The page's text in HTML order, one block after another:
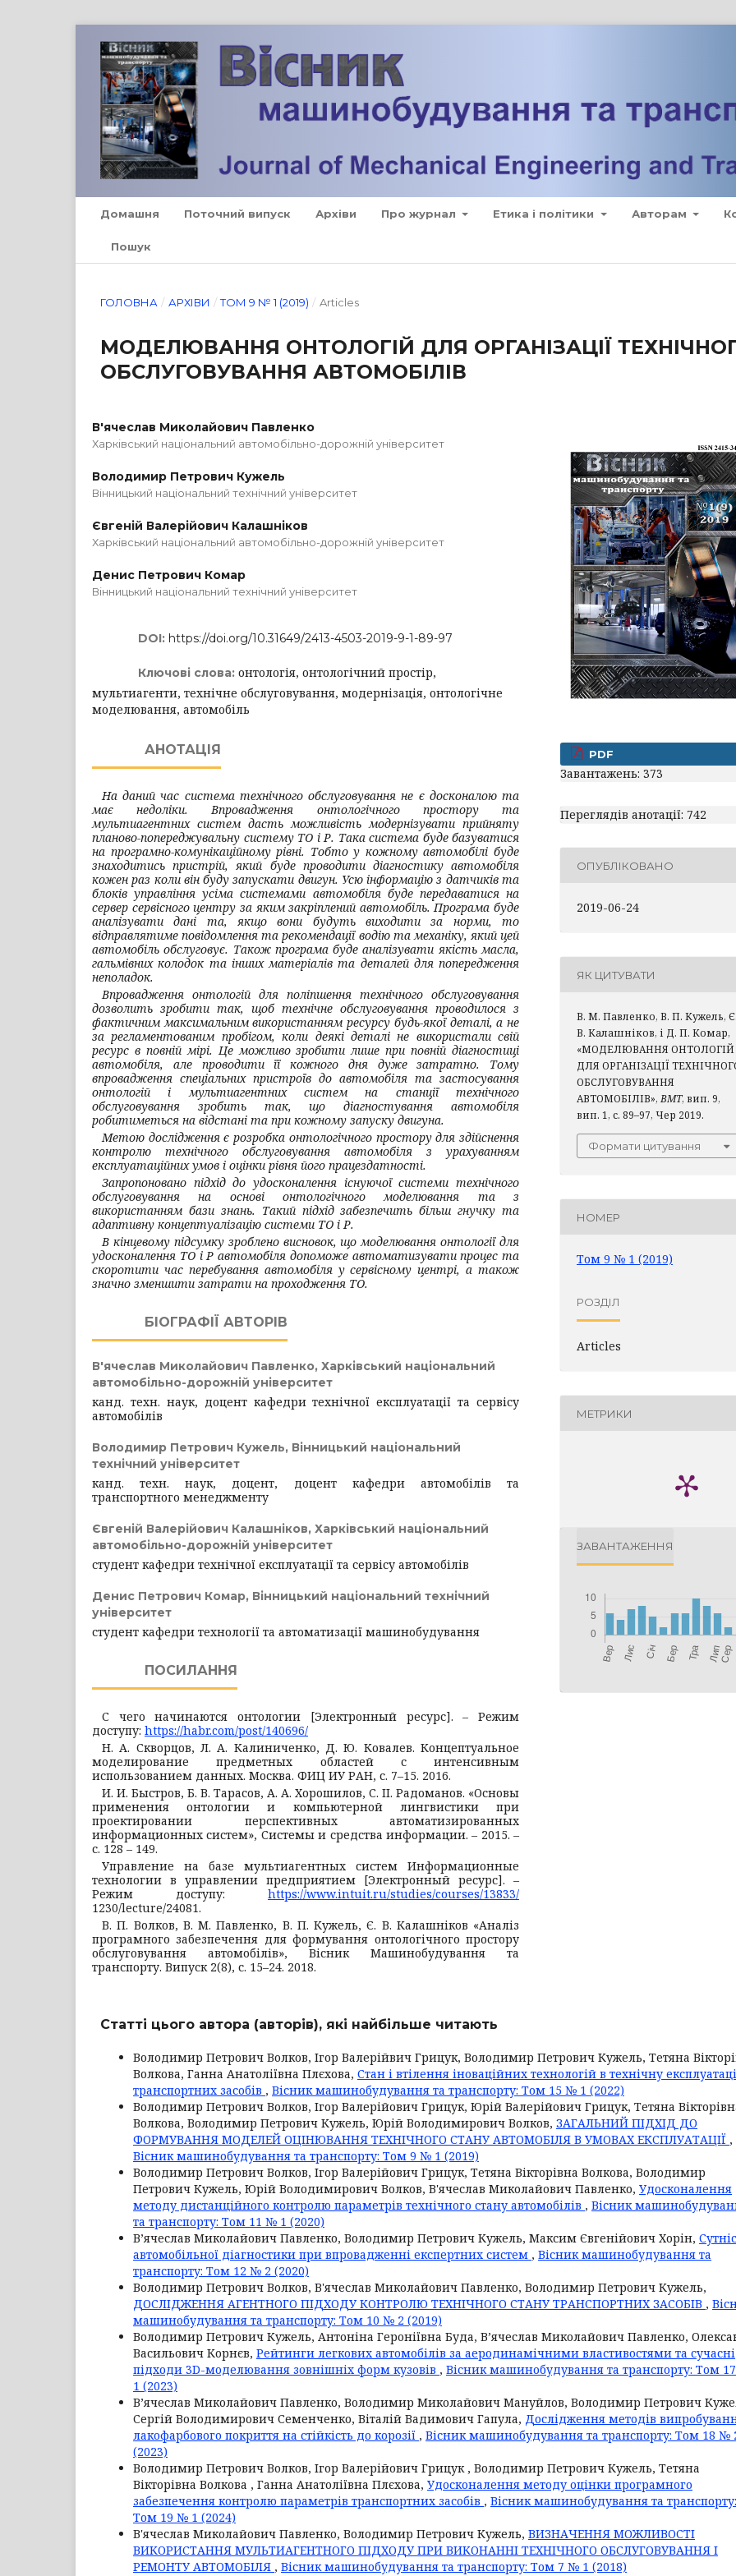
Домашня Поточний випуск Архіви Про журнал Етика і політики Авторам
Пошук
ГОЛОВНА / АРХІВИ / ТОМ 9 № 1 (2019) / Articles
МОДЕЛЮВАННЯ ОНТОЛОГІЙ ДЛЯ ОРГАНІЗАЦІЇ
ОБСЛУГОВУВАННЯ АВТОМОБІЛІВ
В'ячеслав Миколайович Павленко
Харківський національний автомобільно-дорожній університет
Володимир Петрович Кужель
Вінницький національний технічний університет
Євгеній Валерійович Калашніков
Харківський національний автомобільно-дорожній університет
Денис Петрович Комар
Вінницький національний технічний університет
DOI: https://doi.org/10.31649/2413-4503-2019-9-1-89-97
Ключові слова: онтологія, онтологічний простір,
мультиагенти, технічне обслуговування, модернізація, онтологічне
моделювання, автомобіль
АНОТАЦІЯ
На даний час система технічного обслуговування не є досконалою та
має недоліки. Впровадження онтологічного простору та
мультиагентних систем дасть можливість модернізувати прийняту
планово-попереджувальну систему ТО і Р. Така система буде базуватися
на програмно-комунікаційному рівні. Тобто у кожному автомобілі буде
знаходитись пристрій, який буде проводити діагностику автомобіля
кожен раз коли він буду запускати двигун. Усю інформацію з датчиків та
блоків управління усіма системами автомобіля буде передаватися на
сервер сервісного центру за яким закріплений автомобіль. Програма буде
аналізувати дані та, якщо вони будуть виходити за норми, то
відправлятиме повідомлення та рекомендації водію та механіку, який цей
автомобіль обслуговує. Також програма буде аналізувати якість масла,
гальмівних колодок та інших матеріалів та деталей для попередження
неполадок.
Впровадження онтологій для поліпшення технічного обслуговування
дозволить зробити так, щоб технічне обслуговування проводилося з
фактичним максимальним використанням ресурсу будь-якої деталі, а не
за регламентованим пробігом, коли деякі деталі не використали свій
ресурс в повній мірі. Це можливо зробити лише при повній діагностиці
автомобіля, але проводити її кожного дня дуже затратно. Тому
впровадження спеціальних пристроїв до автомобіля та застосування
онтологій і мультиагентних систем на станції технічного
обслуговування зробить так, що діагностування автомобіля
робитиметься на відстані та при кожному запуску двигуна.
Метою дослідження є розробка онтологічного простору для здійснення
контролю технічного обслуговування автомобіля з урахуванням
експлуатаційних умов і оцінки рівня його працездатності.
Запропоновано підхід до удосконалення існуючої системи технічного
обслуговування на основі онтологічного моделювання та з
використанням бази знань. Такий підхід забезпечить більш гнучку та
адаптивну концептуалізацію системи ТО і Р.
В кінцевому підсумку зроблено висновок, що моделювання онтології для
удосконалення ТО і Р автомобіля допоможе автоматизувати процес та
скоротити час перебування автомобіля у сервісному центрі, а також
значно зменшити затрати на проходження ТО.
БІОГРАФІЇ АВТОРІВ
В'ячеслав Миколайович Павленко, Харківський національний
автомобільно-дорожній університет
канд. техн. наук, доцент кафедри технічної експлуатації та сервісу
автомобілів
Володимир Петрович Кужель, Вінницький національний
технічний університет
канд. техн. наук, доцент, доцент кафедри автомобілів та
транспортного менеджменту
Євгеній Валерійович Калашніков, Харківський національний
автомобільно-дорожній університет
студент кафедри технічної експлуатації та сервісу автомобілів
Денис Петрович Комар, Вінницький національний технічний
університет
студент кафедри технологiї та автоматизацiї машинобудування
ПОСИЛАННЯ
С чего начинаются онтологии [Электронный ресурс]. – Режим
доступу: https://habr.com/post/140696/
Н. А. Скворцов, Л. А. Калиниченко, Д. Ю. Ковалев. Концептуальное
моделирование предметных областей с интенсивным
использованием данных. Москва. ФИЦ ИУ РАН, с. 7–15. 2016.
И. И. Быстров, Б. В. Тарасов, А. А. Хорошилов, С. II. Радоманов. «Основы
применения онтологии и компьютерной лингвистики при
проектировании перспективных автоматизированных
информационных систем», Системы и средства информации. – 2015. –
с. 128 – 149.
Управление на базе мультиагентных систем Информационные
технологии в управлении предприятием [Электронный ресурс]. –
Режим доступу: https://www.intuit.ru/studies/courses/13833/
1230/lecture/24081.
В. П. Волков, В. М. Павленко, В. П. Кужель, Є. В. Калашніков «Аналіз
програмного забезпечення для формування онтологічного простору
обслуговування автомобілів», Вісник Машинобудування та
транспорту. Випуск 2(8), с. 15–24. 2018.
PDF
Завантажень: 373
Переглядів анотації: 742
ОПУБЛІКОВАНО
2019-06-24
ЯК ЦИТУВАТИ
В. М. Павленко, В. П. Кужель, Є.
В. Калашніков, і Д. П. Комар,
«МОДЕЛЮВАННЯ ОНТОЛОГІЙ
ДЛЯ ОРГАНІЗАЦІЇ
ОБСЛУГОВУВАННЯ
АВТОМОБІЛІВ», ВМТ, вип. 9,
вип. 1, с. 89–97, Чер 2019.
Формати цитування
НОМЕР
Том 9 № 1 (2019)
РОЗДІЛ
Articles
МЕТРИКИ
ЗАВАНТАЖЕННЯ
Статті цього автора (авторів), які найбільше читають
Володимир Петрович Волков, Ігор Валерійвич Грицук, Володимир Петрович Кужель, Тетяна
Волкова, Ганна Анатоліївна Плєхова, Стан і втілення іноваційних технологій в технічну
транспортних засобів , Вісник машинобудування та транспорту: Том 15 № 1 (2022)
Володимир Петрович Волков, Ігор Валерійович Грицук, Юрій Валерійович Грицук, Тетяна
Волкова, Володимир Петрович Кужель, Юрій Володимирович Волков, ЗАГАЛЬНИЙ ПІДХІД ДО
ФОРМУВАННЯ МОДЕЛЕЙ ОЦІНЮВАННЯ ТЕХНІЧНОГО СТАНУ АВТОМОБІЛЯ В УМОВАХ ЕКСПЛУАТАЦІЇ ,
Вісник машинобудування та транспорту: Том 9 № 1 (2019)
Володимир Петрович Волков, Ігор Валерійович Грицук, Тетяна Вікторівна Волкова, Володимир
Петрович Кужель, Юрій Володимирович Волков, В'ячеслав Миколайович Павленко, Удосконалення
методу дистанційного контролю параметрів технічного стану автомобілів , Вісник
та транспорту: Том 11 № 1 (2020)
В’ячеслав Миколайович Павленко, Володимир Петрович Кужель, Максим Євгенійович Хорін,
автомобільної діагностики при впровадженні експертних систем , Вісник машинобудування та
транспорту: Том 12 № 2 (2020)
Володимир Петрович Волков, В'ячеслав Миколайович Павленко, Володимир Петрович Кужель,
ДОСЛІДЖЕННЯ АГЕНТНОГО ПІДХОДУ КОНТРОЛЮ ТЕХНІЧНОГО СТАНУ ТРАНСПОРТНИХ ЗАСОБІВ ,
машинобудування та транспорту: Том 10 № 2 (2019)
Володимир Петрович Кужель, Антоніна Героніївна Буда, В’ячеслав Миколайович Павленко,
Васильович Корнєв, Рейтинги легкових автомобілів за аеродинамічними властивостями та сучасні
підходи 3D-моделювання зовнішніх форм кузовів , Вісник машинобудування та транспорту: Том
1 (2023)
В’ячеслав Миколайович Павленко, Володимир Миколайович Мануйлов, Володимир Петрович
Сергій Володимирович Семенченко, Віталій Вадимович Гапула, Дослідження методів
лакофарбового покриття на стійкість до корозії , Вісник машинобудування та транспорту: Том 18 №
(2023)
Володимир Петрович Волков, Ігор Валерійович Грицук , Володимир Петрович Кужель, Тетяна
Вікторівна Волкова , Ганна Анатоліївна Плєхова, Удосконалення методу оцінки програмного
забезпечення контролю параметрів транспортних засобів , Вісник машинобудування та транспорту:
Том 19 № 1 (2024)
В'ячеслав Миколайович Павленко, Володимир Петрович Кужель, ВИЗНАЧЕННЯ МОЖЛИВОСТІ
ВИКОРИСТАННЯ МУЛЬТИАГЕНТНОГО ПІДХОДУ ПРИ ВИКОНАННІ ТЕХНІЧНОГО ОБСЛУГОВУВАННЯ І
РЕМОНТУ АВТОМОБІЛЯ , Вісник машинобудування та транспорту: Том 7 № 1 (2018)